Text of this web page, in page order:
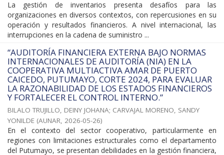
La gestión de inventarios presenta desafíos para las
organizaciones en diversos contextos, con repercusiones en su
operación y resultados financieros. A nivel internacional, las
interrupciones en la cadena de suministro ...
“AUDITORÍA FINANCIERA EXTERNA BAJO NORMAS
INTERNACIONALES DE AUDITORÍA (NIA) EN LA
COOPERATIVA MULTIACTIVA AMAR DE PUERTO
CAICEDO, PUTUMAYO, CORTE 2024, PARA EVALUAR
LA RAZONABILIDAD DE LOS ESTADOS FINANCIEROS
Y FORTALECER EL CONTROL INTERNO.”
BILALO TRUJILLO, DEINY JOHANA; CARVAJAL MORENO, SANDY
YONILDE (AUNAR, 2026-05-26)
En el contexto del sector cooperativo, particularmente en
regiones con limitaciones estructurales como el departamento
del Putumayo, se presentan debilidades en la gestión financiera,